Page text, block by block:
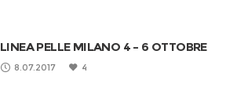
LINEA PELLE MILANO 4 – 6 OTTOBRE
8.07.2017 4